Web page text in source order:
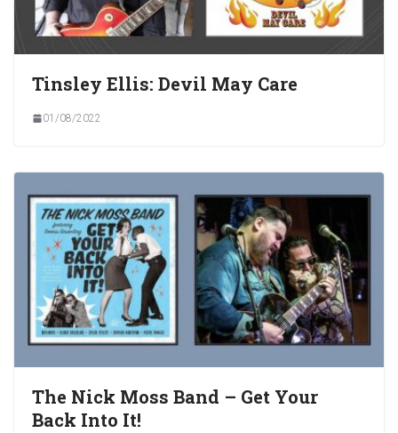
Tinsley Ellis: Devil May Care
01/08/2022
The Nick Moss Band – Get Your
Back Into It!